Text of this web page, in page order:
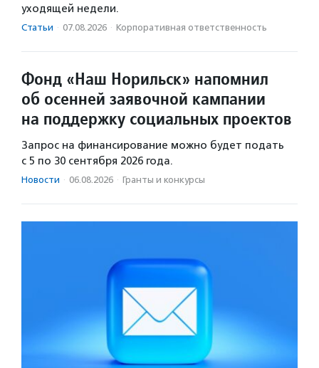
уходящей недели.
Статьи · 07.08.2026 · Корпоративная ответственность
Фонд «Наш Норильск» напомнил
об осенней заявочной кампании
на поддержку социальных проектов
Запрос на финансирование можно будет подать
с 5 по 30 сентября 2026 года.
Новости · 06.08.2026 · Гранты и конкурсы